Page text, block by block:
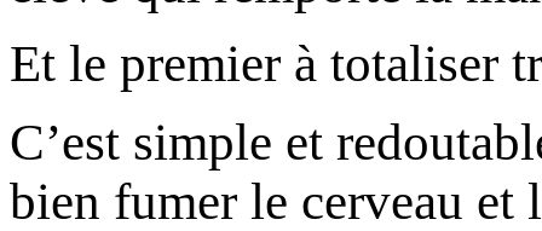
Et le premier à totaliser
C’est simple et
bien fumer le cerveau et